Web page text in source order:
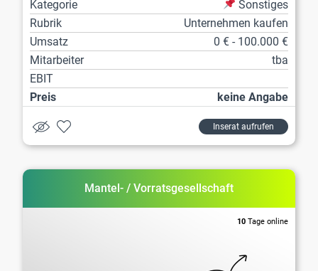
Kategorie
Sonstiges
Rubrik
Unternehmen kaufen
Umsatz
0 € - 100.000 €
Mitarbeiter
tba
EBIT
Preis
keine Angabe
Inserat aufrufen
Mantel- / Vorratsgesellschaft
10 Tage online